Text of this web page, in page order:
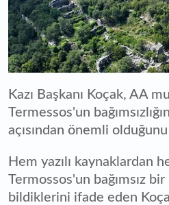
Kazı Başkanı Koçak, AA
Termessos'un
açısından önemli
Hem yazılı kaynaklardan
Termossos'un bağımsız
bildiklerini ifade eden